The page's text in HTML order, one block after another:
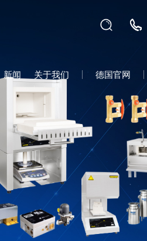
新闻 关于我们 德国官网